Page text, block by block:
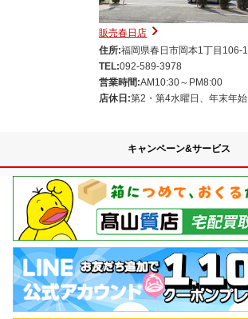
販売春日店
住所:福岡県春日市岡本1丁目106-1
TEL:092-589-3978
営業時間:AM10:30～PM8:00
店休日:第2・第4水曜日、年末年始
キャンペーン&サービス